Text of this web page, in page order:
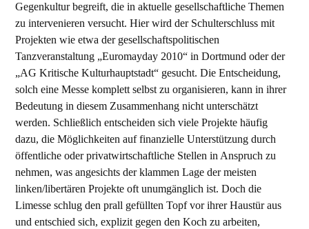
Gegenkultur begreift, die in aktuelle gesellschaftliche Themen
zu intervenieren versucht. Hier wird der Schulterschluss mit
Projekten wie etwa der gesellschaftspolitischen
Tanzveranstaltung „Euromayday 2010“ in Dortmund oder der
„AG Kritische Kulturhauptstadt“ gesucht. Die Entscheidung,
solch eine Messe komplett selbst zu organisieren, kann in ihrer
Bedeutung in diesem Zusammenhang nicht unterschätzt
werden. Schließlich entscheiden sich viele Projekte häufig
dazu, die Möglichkeiten auf finanzielle Unterstützung durch
öffentliche oder privatwirtschaftliche Stellen in Anspruch zu
nehmen, was angesichts der klammen Lage der meisten
linken/libertären Projekte oft unumgänglich ist. Doch die
Limesse schlug den prall gefüllten Topf vor ihrer Haustür aus
und entschied sich, explizit gegen den Koch zu arbeiten,